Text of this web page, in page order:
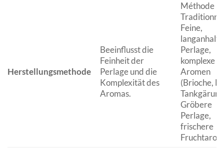
Herstellungsmethode
Beeinflusst die
Feinheit der
Perlage und die
Komplexität des
Aromas.
Méthode
Feine,
Perlage,
komplexe
Aromen
(Brioche,
Gröbere
Perlage,
frischere